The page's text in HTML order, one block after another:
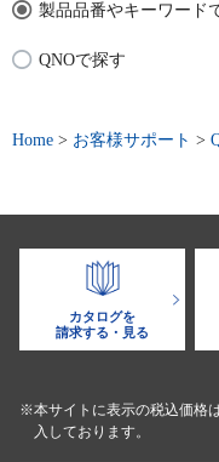
製品品番やキーワード
QNOで探す
Home > お客様サポート >
カタログを
請求する・見る
※本サイトに表示の税込価格
入しております。